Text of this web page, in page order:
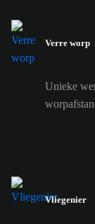
Verre worp
Unieke
Vliegenier